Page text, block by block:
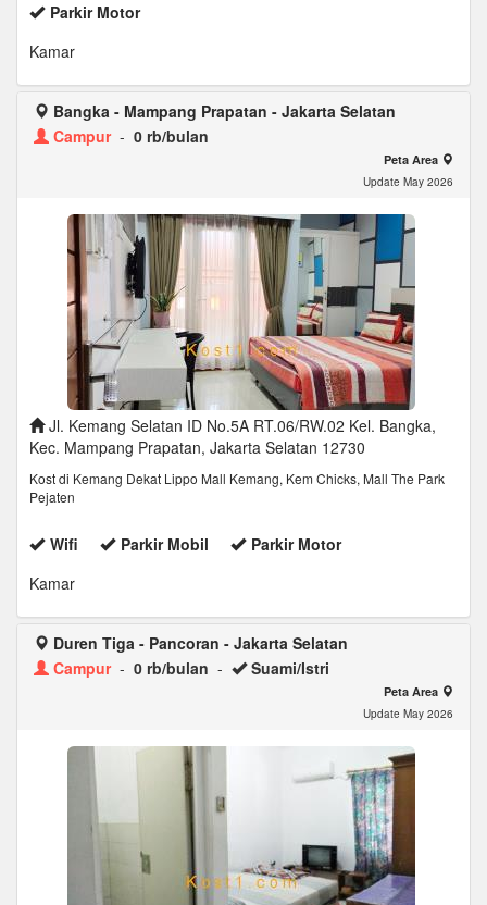
Parkir Motor
Kamar
Bangka - Mampang Prapatan - Jakarta Selatan
Campur- 0 rb/bulan
Peta Area
Update May 2026
Jl. Kemang Selatan ID No.5A RT.06/RW.02 Kel. Bangka,
Kec. Mampang Prapatan, Jakarta Selatan 12730
Kost di Kemang Dekat Lippo Mall Kemang, Kem Chicks, Mall The Park
Pejaten
Wifi Parkir Mobil
Parkir Motor
Kamar
Duren Tiga - Pancoran - Jakarta Selatan
Campur- 0 rb/bulan - Suami/Istri
Peta Area
Update May 2026